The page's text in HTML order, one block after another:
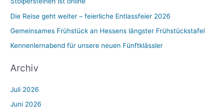
Die Reise geht weiter – feierliche Entlassfeier 2026
Gemeinsames Frühstück an Hessens längster Frühstückstafel
Kennenlernabend für unsere neuen Fünftklässler
Archiv
Juli 2026
Juni 2026